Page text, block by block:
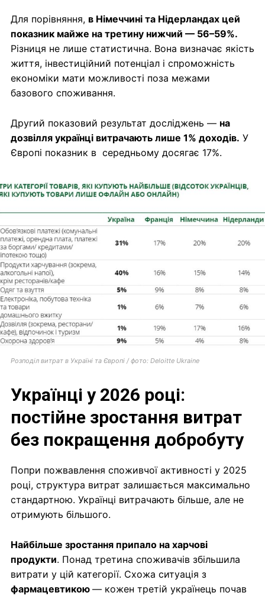
Для порівняння, в Німеччині та Нідерландах цей
показник майже на третину нижчий — 56–59%.
Різниця не лише статистична. Вона визначає якість
життя, інвестиційний потенціал і спроможність
економіки мати можливості поза межами
базового споживання.
Другий показовий результат досліджень — на
дозвілля українці витрачають лише 1% доходів. У
Європі показник в середньому досягає 17%.
Розподіл витрат в Україні та Європі / фото: Deloitte Ukraine
Українці у 2026 році:
постійне зростання витрат
без покращення добробуту
Попри пожвавлення споживчої активності у 2025
році, структура витрат залишається максимально
стандартною. Українці витрачають більше, але не
отримують більшого.
Найбільше зростання припало на харчові
продукти. Понад третина споживачів збільшила
витрати у цій категорії. Схожа ситуація з
фармацевтикою — кожен третій українець почав